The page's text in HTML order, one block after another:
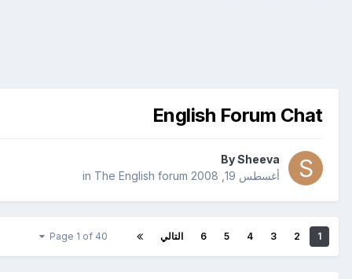
English Forum Chat
BySheeva
أغسطس 19, 2008
The English forum
1
2
3
4
5
6 التالي Page 1 of 40